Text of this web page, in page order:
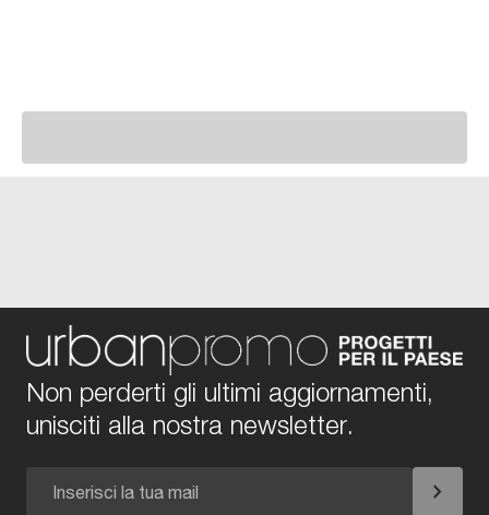
Non perderti gli ultimi aggiornamenti,
unisciti alla nostra newsletter.
chevron_right